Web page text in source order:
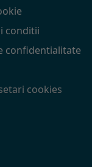
conditii
confidentialitate
cookies